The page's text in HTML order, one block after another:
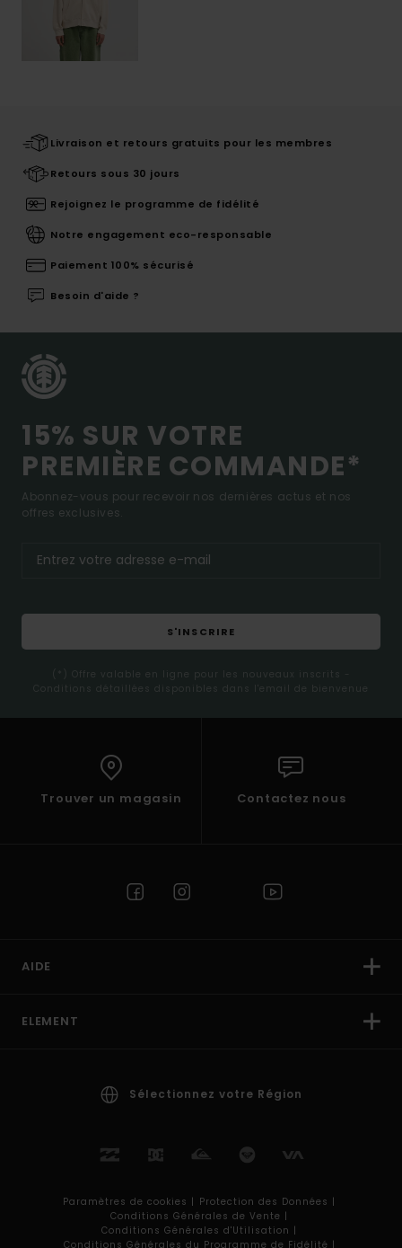
Livraison et retours gratuits pour les membres
Retours sous 30 jours
Rejoignez le programme de fidélité
Notre engagement eco-responsable
Paiement 100% sécurisé
Besoin d'aide ?
15% SUR VOTRE
PREMIÈRE COMMANDE*
Abonnez-vous pour recevoir nos dernières actus et nos
offres exclusives.
S'INSCRIRE
(*) Offre valable en ligne pour les nouveaux inscrits -
Conditions détaillées disponibles dans l'email de bienvenue
Trouver un magasin Contactez nous
AIDE
ELEMENT
Sélectionnez votre Région
Paramètres de cookies | Protection des Données |
Conditions Générales de Vente |
Conditions Générales d'Utilisation |
Conditions Générales du Programme de Fidélité |